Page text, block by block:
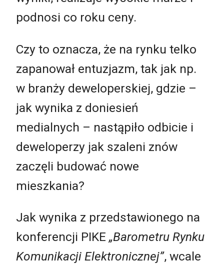
podnosi co roku ceny.
Czy to oznacza, że na rynku telko
zapanował entuzjazm, tak jak np.
w branży deweloperskiej, gdzie –
jak wynika z doniesień
medialnych – nastąpiło odbicie i
deweloperzy jak szaleni znów
zaczęli budować nowe
mieszkania?
Jak wynika z przedstawionego na
konferencji PIKE „Barometru Rynku
Komunikacji Elektronicznej”, wcale